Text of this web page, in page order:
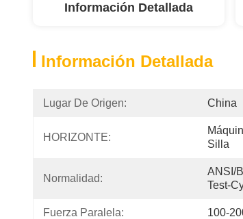
Información Detallada
Información Detallada
Lugar De Origen: China
HORIZONTE:
Silla
Normalidad:
ANSI/
Test-
Fuerza Paralela: 100-